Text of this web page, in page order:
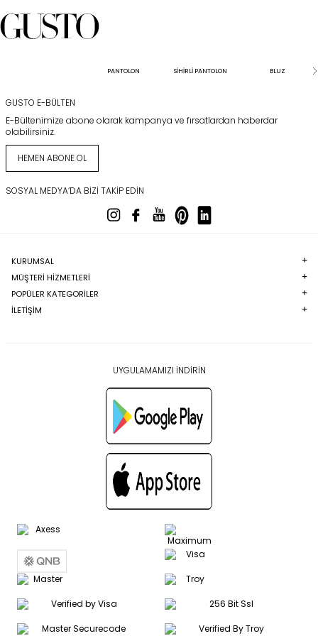
PANTOLON SİHİRLİ PANTOLON BLUZ
GUSTO E-BÜLTEN
E-Bültenimize abone olarak kampanya ve fırsatlardan haberdar
olabilirsiniz.
HEMEN ABONE OL
SOSYAL MEDYA’DA BIZI TAKIP EDIN
KURUMSAL
MÜŞTERI HIZMETLERI
POPÜLER KATEGORILER
İLETİŞİM
UYGULAMAMIZI İNDİRİN